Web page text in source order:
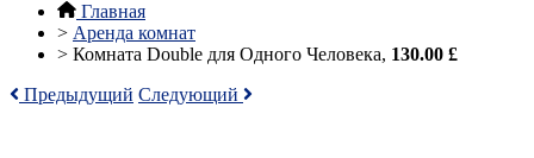
Главная
> Аренда комнат
> Комната Double для Одного Человека, 130.00 £
Предыдущий Следующий